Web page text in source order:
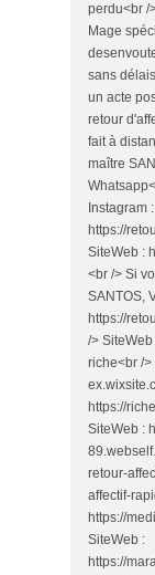
perdu<br /
Mage
sans
un acte
retour
fait à
maître
Instagram
https://
SiteWeb :
<br /> Si
SANTOS,
https://
/>
riche<br />
https://
SiteWeb :
retour-
affectif-
https://
SiteWeb :
https://